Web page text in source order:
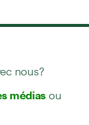
nous?
médias ou